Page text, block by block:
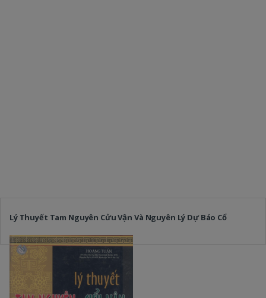
Lý Thuyết Tam Nguyên Cửu Vận Và Nguyên Lý Dự Báo Cổ